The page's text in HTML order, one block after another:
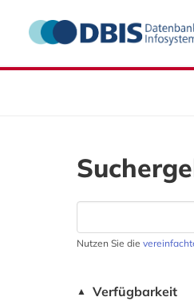
Nutzen Sie die
▲ Verfügbarkeit